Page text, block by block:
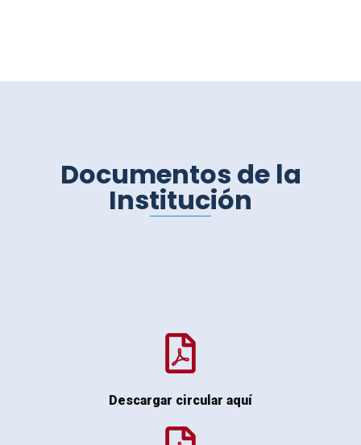
Documentos de la
Institución
Descargar circular aquí